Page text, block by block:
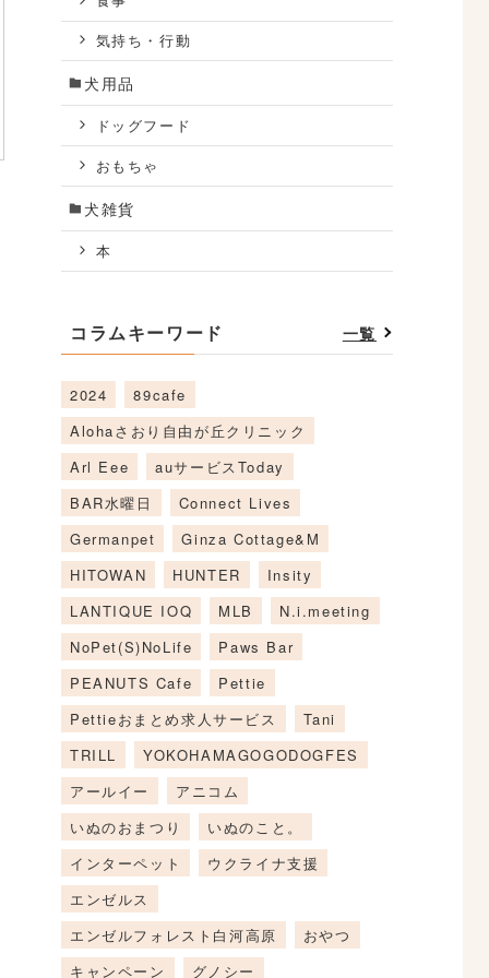
気持ち・行動
犬用品
ドッグフード
おもちゃ
犬雑貨
本
コラムキーワード 一覧
2024
89cafe
Alohaさおり自由が丘クリニック
Arl Eee
auサービスToday
BAR水曜日
Connect Lives
Germanpet
Ginza Cottage&M
HITOWAN
HUNTER
Insity
LANTIQUE IOQ
MLB
N.i.meeting
NoPet(S)NoLife
Paws Bar
PEANUTS Cafe
Pettie
Pettieおまとめ求人サービス
Tani
TRILL
YOKOHAMAGOGODOGFES
アールイー
アニコム
いぬのおまつり
いぬのこと。
インターペット
ウクライナ支援
エンゼルス
エンゼルフォレスト白河高原
おやつ
キャンペーン
グノシー